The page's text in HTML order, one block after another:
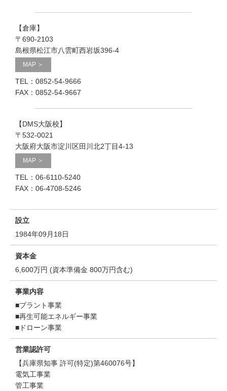
【倉庫】
〒690-2103
島根県松江市八雲町西岩坂396-4
MAP ＞
TEL：0852-54-9666
FAX：0852-54-9667
【DMS大阪校】
〒532-0021
大阪府大阪市淀川区田川北2丁目4-13
MAP ＞
TEL：06-6110-5240
FAX：06-4708-5246
設立
1984年09月18日
資本金
6,600万円 (資本準備金 800万円含む)
事業内容
■プラント事業
■再生可能エネルギー事業
■ドローン事業
営業認許可
【兵庫県知事 許可(特定)第460076号】
電気工事業
管工事業